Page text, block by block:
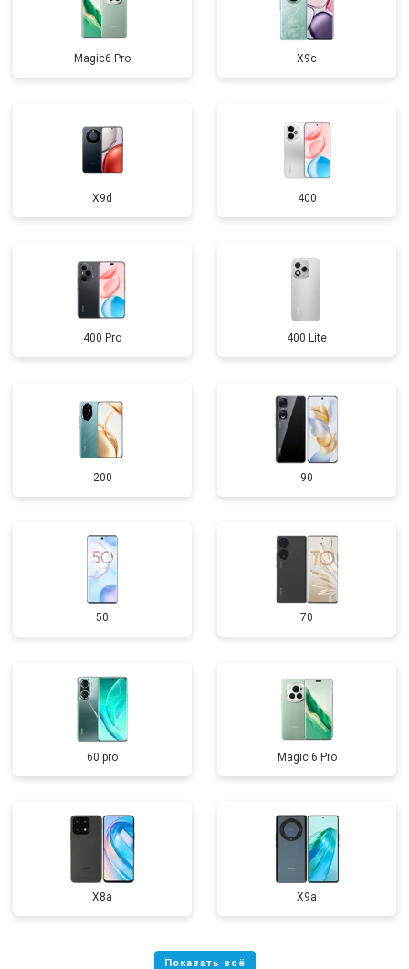
Magic6 Pro X9c
X9d 400
400 Pro 400 Lite
200 90
50 70
60 pro Magic 6 Pro
X8a X9a